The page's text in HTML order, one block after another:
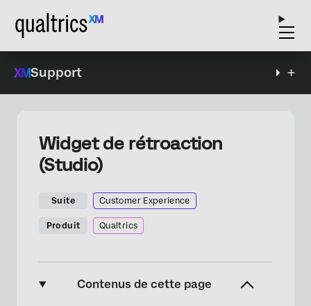
Support
Widget de rétroaction
(Studio)
Suite Customer Experience
Produit Qualtrics
Contenus de cette page